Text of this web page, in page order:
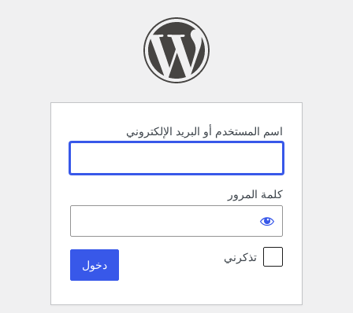
اسم المستخدم أو البريد الإلكتروني
كلمة المرور
تذكرني